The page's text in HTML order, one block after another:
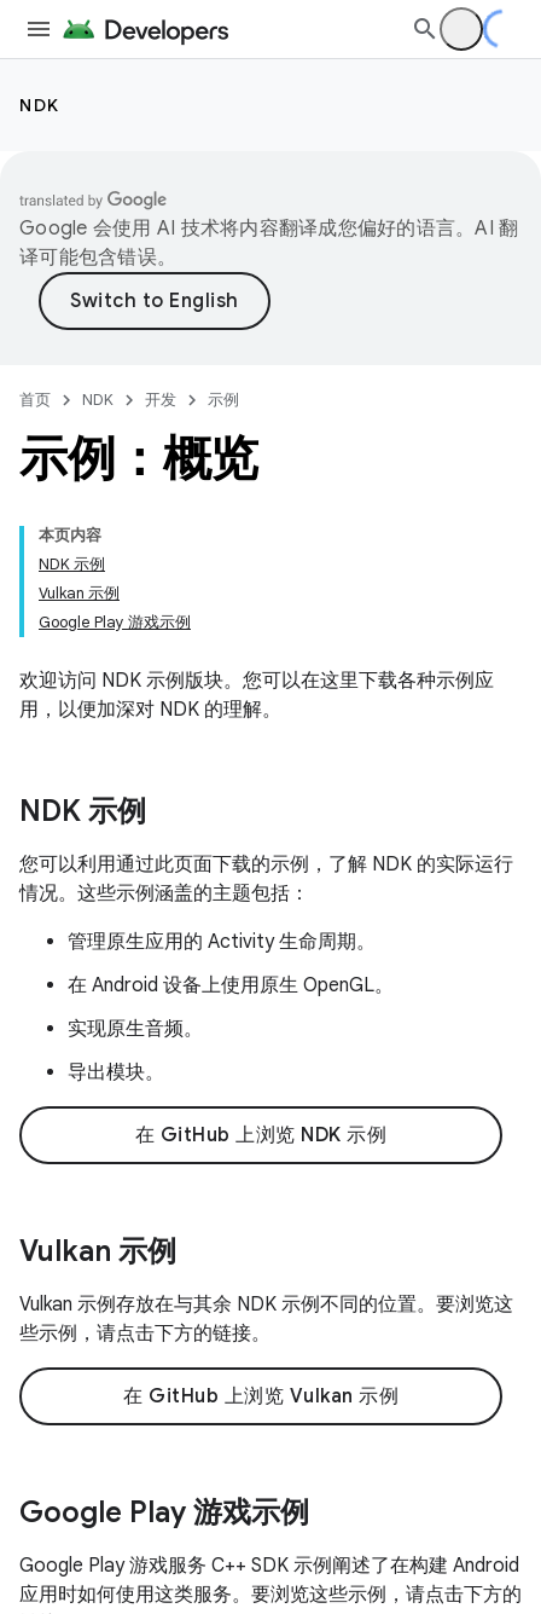
NDK
Google 会使用 AI 技术将内容翻译成您偏好的语言。AI 翻
译可能包含错误。
首页 NDK 开发 示例
示例：概览
本页内容
NDK 示例
Vulkan 示例
Google Play 游戏示例
欢迎访问 NDK 示例版块。您可以在这里下载各种示例应
用，以便加深对 NDK 的理解。
NDK 示例
您可以利用通过此页面下载的示例，了解 NDK 的实际运行
情况。这些示例涵盖的主题包括：
管理原生应用的 Activity 生命周期。
在 Android 设备上使用原生 OpenGL。
实现原生音频。
导出模块。
在 GitHub 上浏览 NDK 示例
Vulkan 示例
Vulkan 示例存放在与其余 NDK 示例不同的位置。要浏览这
些示例，请点击下方的链接。
在 GitHub 上浏览 Vulkan 示例
Google Play 游戏示例
Google Play 游戏服务 C++ SDK 示例阐述了在构建 Android
应用时如何使用这类服务。要浏览这些示例，请点击下方的